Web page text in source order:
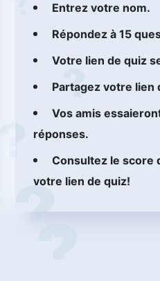
Entrez votre nom.
Répondez à 15
Votre lien de quiz
Partagez votre lien
Vos amis
réponses.
Consultez le score
votre lien de quiz!